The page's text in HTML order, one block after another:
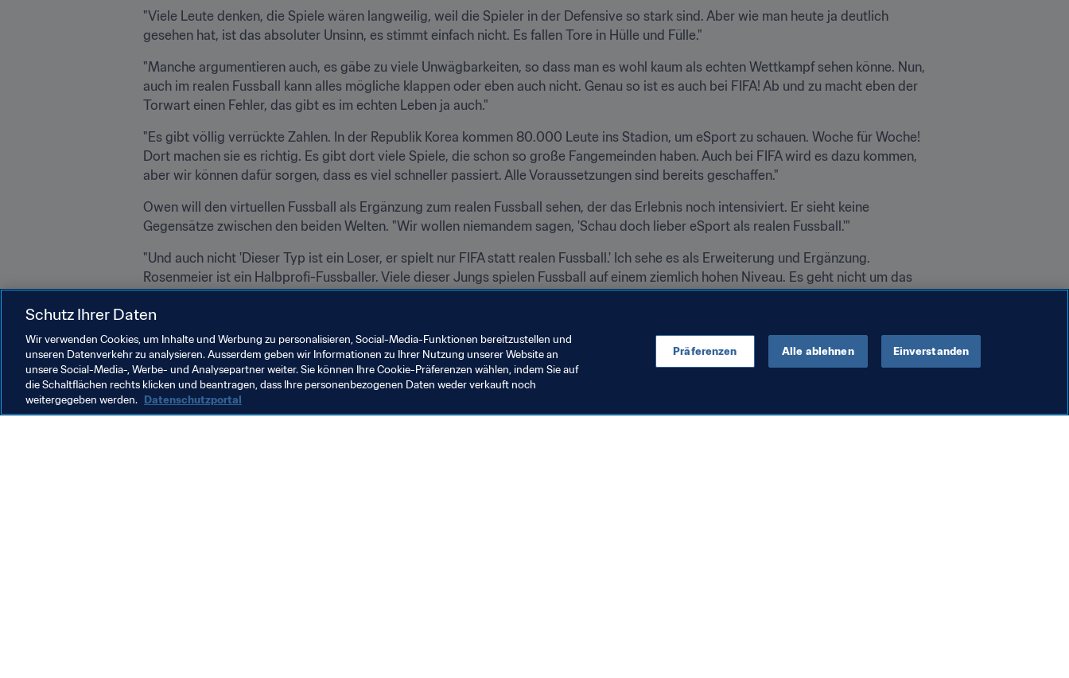
"Viele Leute denken, die Spiele wären langweilig, weil die Spieler in der Defensive so stark sind. Aber wie man heute ja deutlich
gesehen hat, ist das absoluter Unsinn, es stimmt einfach nicht. Es fallen Tore in Hülle und Fülle."
"Manche argumentieren auch, es gäbe zu viele Unwägbarkeiten, so dass man es wohl kaum als echten Wettkampf sehen könne. Nun,
auch im realen Fussball kann alles mögliche klappen oder eben auch nicht. Genau so ist es auch bei FIFA! Ab und zu macht eben der
Torwart einen Fehler, das gibt es im echten Leben ja auch."
"Es gibt völlig verrückte Zahlen. In der Republik Korea kommen 80.000 Leute ins Stadion, um eSport zu schauen. Woche für Woche!
Dort machen sie es richtig. Es gibt dort viele Spiele, die schon so große Fangemeinden haben. Auch bei FIFA wird es dazu kommen,
aber wir können dafür sorgen, dass es viel schneller passiert. Alle Voraussetzungen sind bereits geschaffen."
Owen will den virtuellen Fussball als Ergänzung zum realen Fussball sehen, der das Erlebnis noch intensiviert. Er sieht keine
Gegensätze zwischen den beiden Welten. "Wir wollen niemandem sagen, 'Schau doch lieber eSport als realen Fussball.'"
"Und auch nicht 'Dieser Typ ist ein Loser, er spielt nur FIFA statt realen Fussball.' Ich sehe es als Erweiterung und Ergänzung.
Rosenmeier ist ein Halbprofi-Fussballer. Viele dieser Jungs spielen Fussball auf einem ziemlich hohen Niveau. Es geht nicht um das
eine oder das andere. Fussball spielt man nicht gern im Regen, und man braucht immer elf Freunde, um ein richtiges Spiel zu
machen. FIFA hingegen kann man jederzeit und überall spielen. Ich würde nicht dafür plädieren, nur Computerspiele zu spielen und
nicht selbst körperlich aktiv zu sein. Ich denke, dass es dazu beiträgt und hilft. eSport gehört als Teil des Ganzen einfach dazu."
Schutz Ihrer Daten
Wir verwenden Cookies, um Inhalte und Werbung zu personalisieren, Social-Media-Funktionen bereitzustellen und
unseren Datenverkehr zu analysieren. Ausserdem geben wir Informationen zu Ihrer Nutzung unserer Website an
unsere Social-Media-, Werbe- und Analysepartner weiter. Sie können Ihre Cookie-Präferenzen wählen, indem Sie auf
die Schaltflächen rechts klicken und beantragen, dass Ihre personenbezogenen Daten weder verkauft noch
weitergegeben werden. Datenschutzportal
Präferenzen Alle ablehnen Einverstanden